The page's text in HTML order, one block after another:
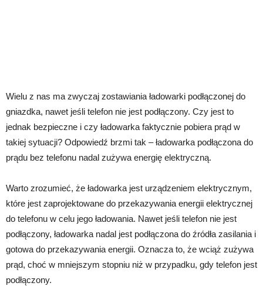
Wielu z nas ma zwyczaj zostawiania ładowarki podłączonej do
gniazdka, nawet jeśli telefon nie jest podłączony. Czy jest to
jednak bezpieczne i czy ładowarka faktycznie pobiera prąd w
takiej sytuacji? Odpowiedź brzmi tak – ładowarka podłączona do
prądu bez telefonu nadal zużywa energię elektryczną.
Warto zrozumieć, że ładowarka jest urządzeniem elektrycznym,
które jest zaprojektowane do przekazywania energii elektrycznej
do telefonu w celu jego ładowania. Nawet jeśli telefon nie jest
podłączony, ładowarka nadal jest podłączona do źródła zasilania i
gotowa do przekazywania energii. Oznacza to, że wciąż zużywa
prąd, choć w mniejszym stopniu niż w przypadku, gdy telefon jest
podłączony.